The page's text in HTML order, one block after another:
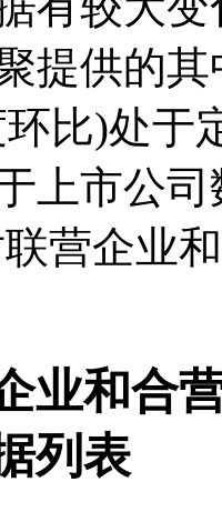
提供的
比)处于
上市公
营企业
业和合
列表